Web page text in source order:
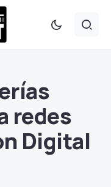
redes
Digital